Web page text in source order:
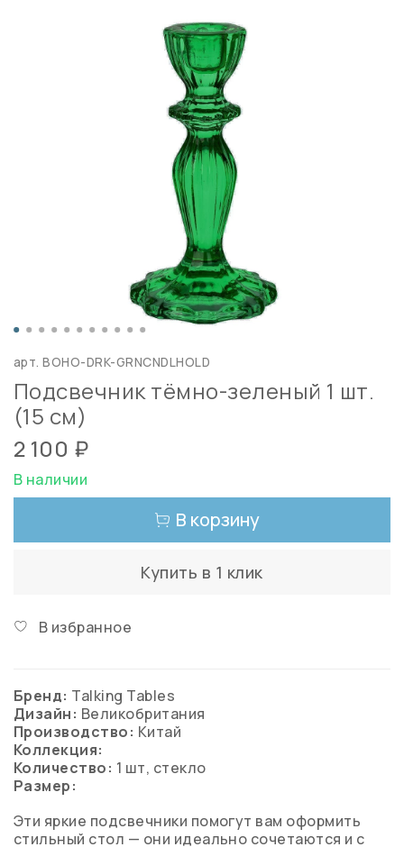
арт.BOHO-DRK-GRNCNDLHOLD
Подсвечник тёмно-зеленый 1 шт.
(15 см)
2 100 ₽
В наличии
В корзину
Купить в 1 клик
В избранное
Бренд: Talking Tables
Дизайн: Великобритания
Производство: Китай
Коллекция:
Количество: 1 шт, стекло
Размер:
Эти яркие подсвечники помогут вам оформить
стильный стол — они идеально сочетаются и с